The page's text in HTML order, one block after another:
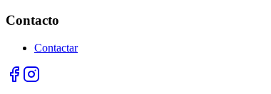
Contacto
Contactar